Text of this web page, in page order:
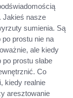
Jakieś nasze
sumienia. Są
prostu nie na
ale kiedy
prostu słabe
Co
kiedy realnie
aresztowanie